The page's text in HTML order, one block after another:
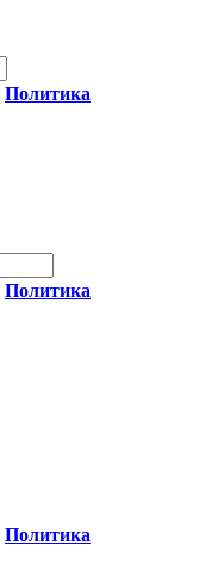
Политика
Политика
Политика